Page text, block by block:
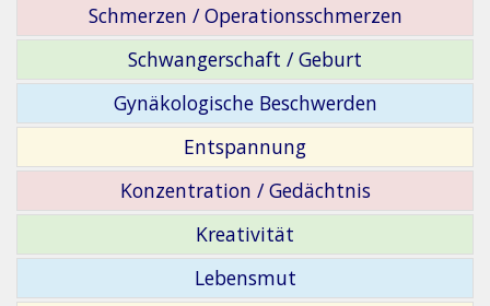
Schmerzen / Operationsschmerzen
Schwangerschaft / Geburt
Gynäkologische Beschwerden
Entspannung
Konzentration / Gedächtnis
Kreativität
Lebensmut